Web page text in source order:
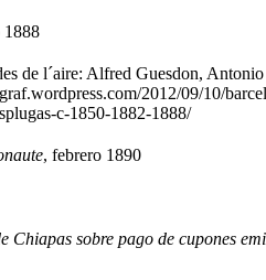
1888
de l´aire: Alfred Guesdon,
2012/09/10/
c-1850-1882-1888/
, febrero 1890
Chiapas sobre pago de cupones